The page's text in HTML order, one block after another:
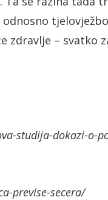
zdravlje – svatko
studija-dokazi-o-
previse-secera/